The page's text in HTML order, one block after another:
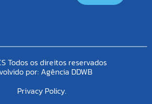
Todos os direitos reservados
por: Agência DDWB
Privacy Policy.